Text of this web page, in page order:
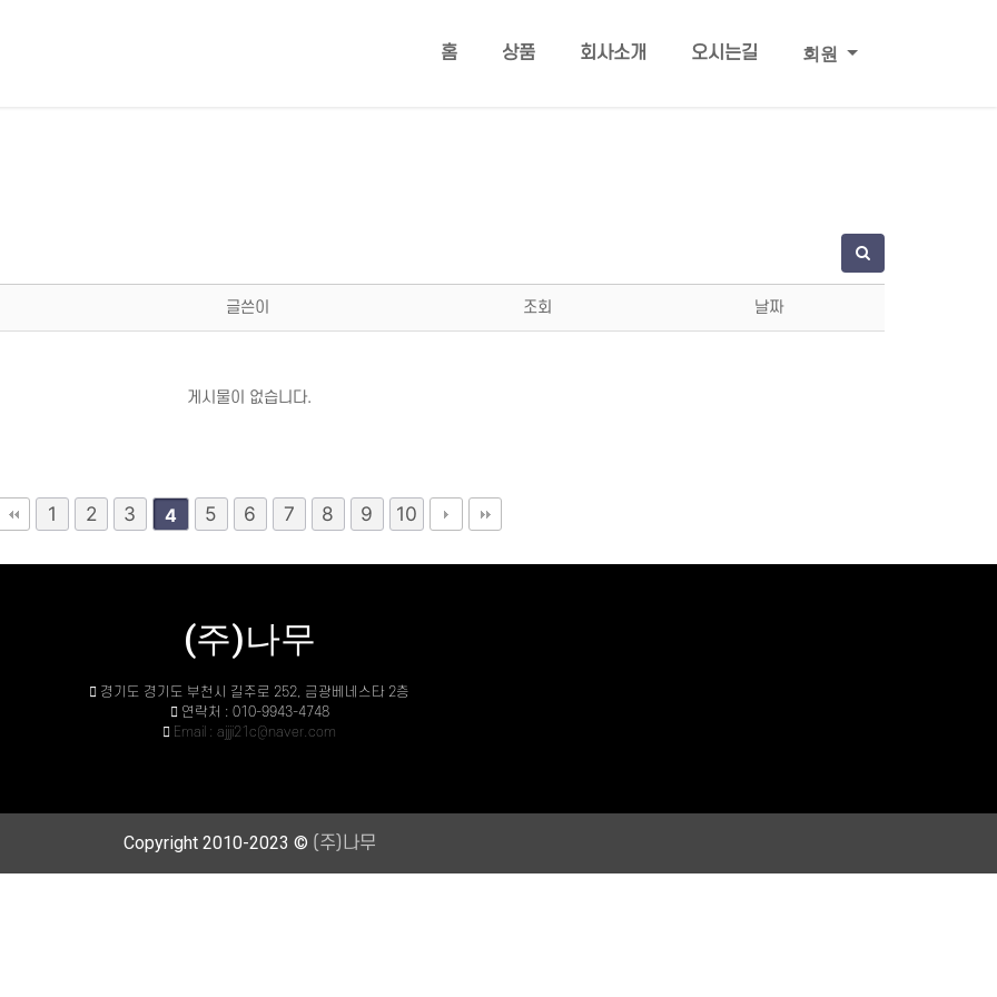
홈 상품 회사소개 오시는길 회원
글쓴이 조회 날짜
게시물이 없습니다.
1 2 3 4 5 6 7 8 9 10
(주)나무
경기도 경기도 부천시 길주로 252, 금광베네스타 2층
연락처 : 010-9943-4748
Email : ajjji21c@naver.com
Copyright 2010-2023 © (주)나무